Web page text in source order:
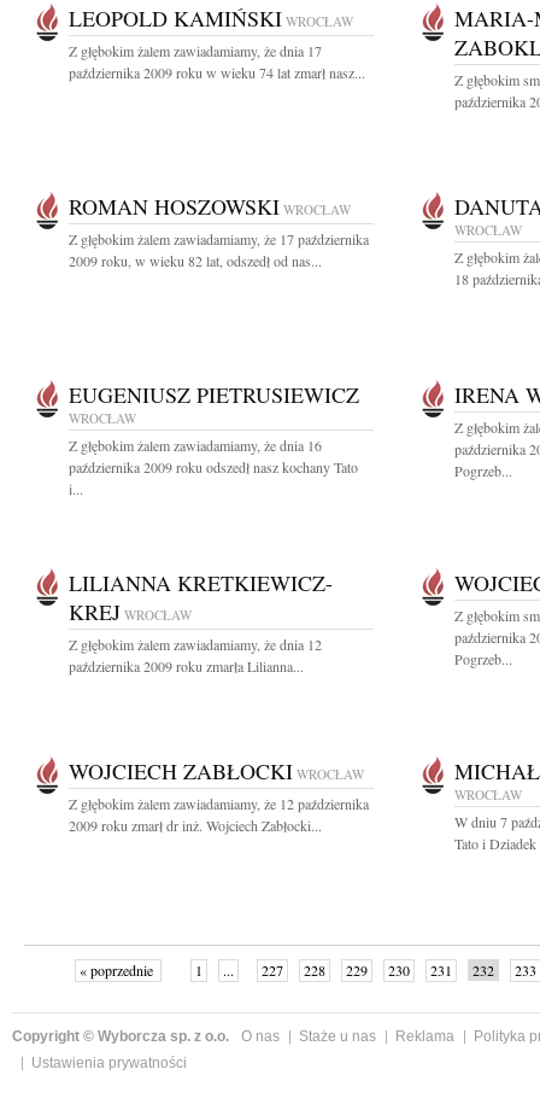
LEOPOLD KAMIŃSKI WROCŁAW
Z głębokim żalem zawiadamiamy, że dnia 17
października 2009 roku w wieku 74 lat zmarł nasz...
MARIA-
Z głębokim
października
ROMAN HOSZOWSKI WROCŁAW
Z głębokim żalem zawiadamiamy, że 17 października
2009 roku, w wieku 82 lat, odszedł od nas...
WROCŁAW
Z głębokim
18
EUGENIUSZ PIETRUSIEWICZ
WROCŁAW
Z głębokim żalem zawiadamiamy, że dnia 16
października 2009 roku odszedł nasz kochany Tato
i...
IRENA
Z głębokim
października
Pogrzeb...
LILIANNA KRETKIEWICZ-
KREJ WROCŁAW
Z głębokim żalem zawiadamiamy, że dnia 12
października 2009 roku zmarła Lilianna...
Z głębokim
października
Pogrzeb...
WOJCIECH ZABŁOCKI WROCŁAW
Z głębokim żalem zawiadamiamy, że 12 października
2009 roku zmarł dr inż. Wojciech Zabłocki...
WROCŁAW
W dniu 7
Tato i Dziadek
« poprzednie 1 ... 227 228 229 230 231 232 233
Copyright © Wyborcza sp. z o.o. O nas Staże u nas Reklama
Polityka
Ustawienia prywatności